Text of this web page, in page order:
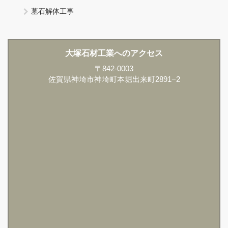
墓石解体工事
大塚石材工業へのアクセス
〒842-0003
佐賀県神埼市神埼町本堀出来町2891−2